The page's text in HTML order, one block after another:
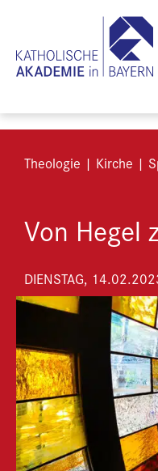
Theologie | Kirche |
Von Hegel
DIENSTAG,